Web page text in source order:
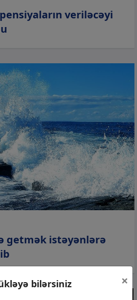
veriləcəyi
getmək istəyənlərə
bilərsiniz ×